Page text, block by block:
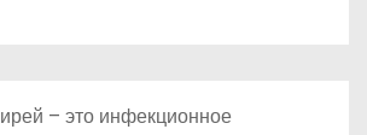
– это инфекционное